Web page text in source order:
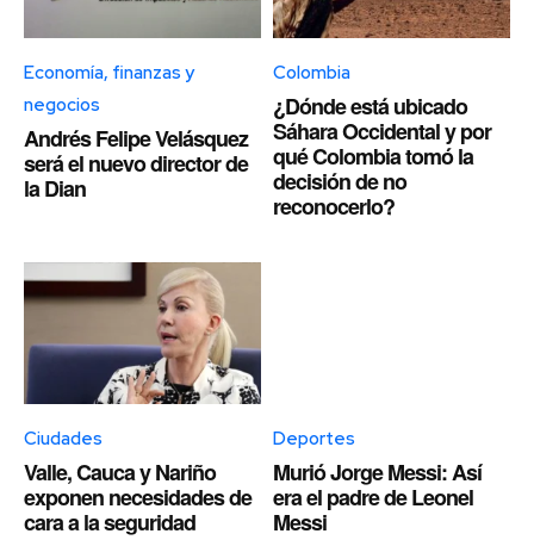
Economía, finanzas y
negocios
Andrés Felipe Velásquez
será el nuevo director de
la Dian
Colombia
¿Dónde está ubicado
Sáhara Occidental y por
qué Colombia tomó la
decisión de no
reconocerlo?
Ciudades
Valle, Cauca y Nariño
exponen necesidades de
cara a la seguridad
Deportes
Murió Jorge Messi: Así
era el padre de Leonel
Messi